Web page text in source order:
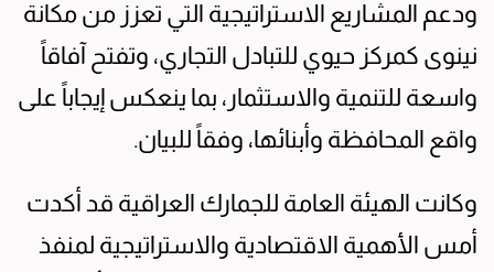
ودعم المشاريع الاستراتيجية التي تعزز من مكانة
نينوى كمركز حيوي للتبادل التجاري، وتفتح آفاقاً
واسعة للتنمية والاستثمار، بما ينعكس إيجاباً على
واقع المحافظة وأبنائها، وفقاً للبيان.
وكانت الهيئة العامة للجمارك العراقية قد أكدت
أمس الأهمية الاقتصادية والاستراتيجية لمنفذ